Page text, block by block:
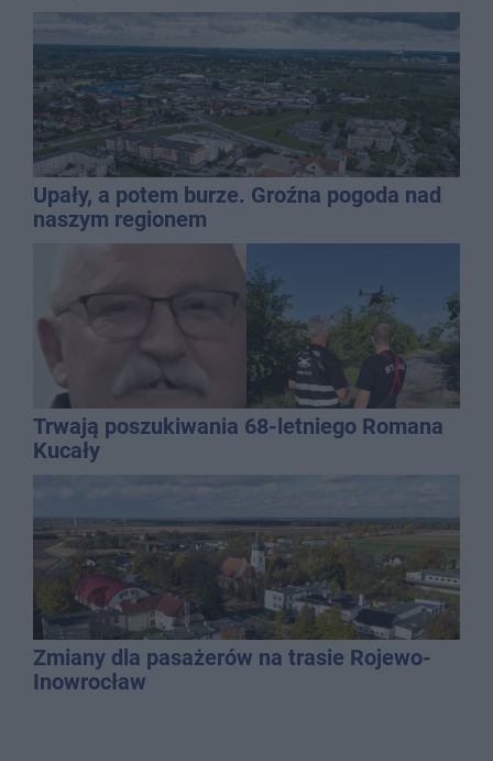
Upały, a potem burze. Groźna pogoda nad
naszym regionem
Trwają poszukiwania 68-letniego Romana
Kucały
Zmiany dla pasażerów na trasie Rojewo-
Inowrocław